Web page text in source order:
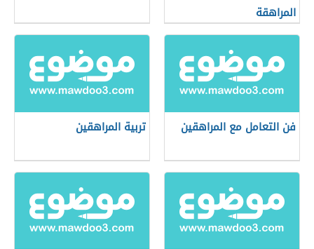
المراهقة
فن التعامل مع المراهقين تربية المراهقين